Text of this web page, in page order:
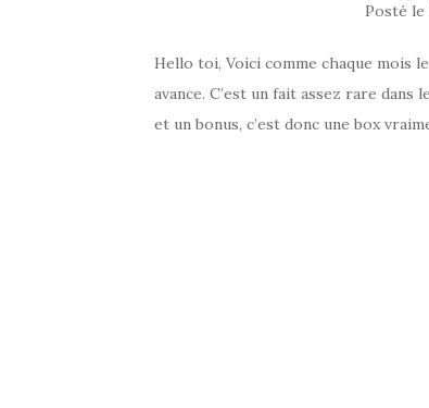
Posté le
Hello toi, Voici comme chaque mois
avance. C’est un fait assez rare
et un bonus, c’est donc une box